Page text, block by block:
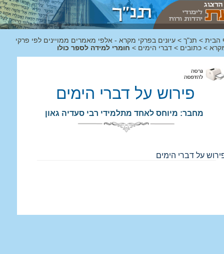
הבית > תנ"ך > עיונים בפרקי מקרא - אלפי מאמרים ממויינים לפי פרקי
> כתובים > דברי הימים > חומרי למידה לספר כולו
פירוש על דברי הימים
מחבר: מיוחס לאחד מתלמידי רבי סעדיה גאון
על דברי הימים